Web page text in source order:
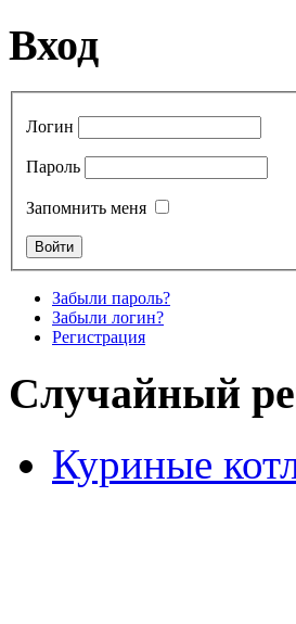
Вход
Логин
Пароль
Запомнить меня
Забыли пароль?
Забыли логин?
Регистрация
Случайный
Куриные